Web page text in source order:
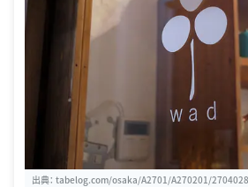
出典： tabelog.com/osaka/A2701/A270201/